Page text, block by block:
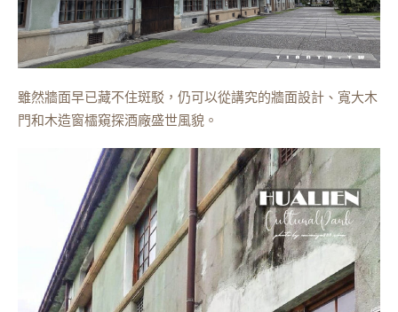
雖然牆面早已藏不住斑駁，仍可以從講究的牆面設計、寬大木
門和木造窗櫺窺探酒廠盛世風貌。